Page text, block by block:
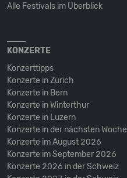
Alle Festivals im Überblick
KONZERTE
Konzerttipps
Konzerte in Zürich
Konzerte in Bern
Konzerte in Winterthur
Konzerte in Luzern
Konzerte in der nächsten Woche
Konzerte im August 2026
Konzerte im September 2026
Konzerte 2026 in der Schweiz